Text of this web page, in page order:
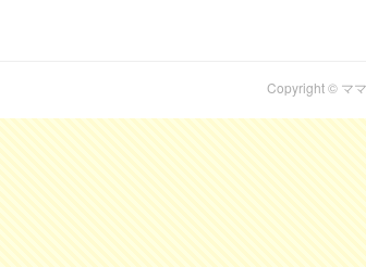
Copyright © マ